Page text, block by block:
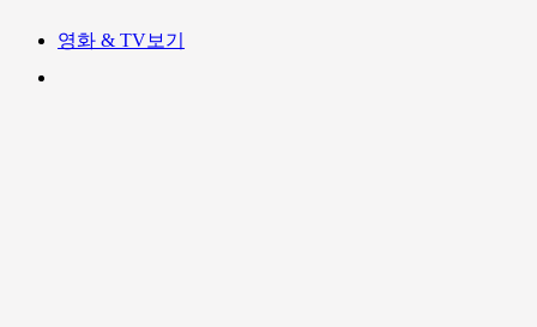
영화 & TV보기